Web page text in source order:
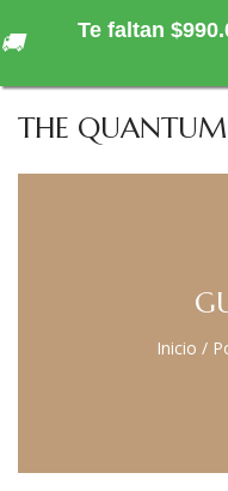
THE
Inicio /
🚚
Te faltan